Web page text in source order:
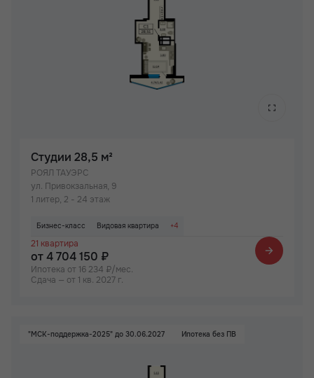
Студии 28,5 м²
РОЯЛ ТАУЭРС
ул. Привокзальная, 9
1 литер, 2 - 24 этаж
+4
Бизнес-класс Видовая квартира
Просторная лоджия/балкон Вид на Дон
21 квартира
от 4 704 150 ₽
Ипотека от 16 234 ₽/мес.
Сдача — от 1 кв. 2027 г.
"МСК-поддержка-2025" до 30.06.2027 Ипотека без ПВ